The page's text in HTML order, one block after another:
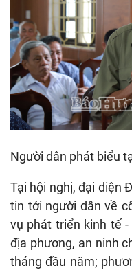
Người dân phát biểu
Tại hội nghị, đại diện
tin tới người dân về
vụ phát triển kinh tế
địa phương, an ninh
tháng đầu năm;